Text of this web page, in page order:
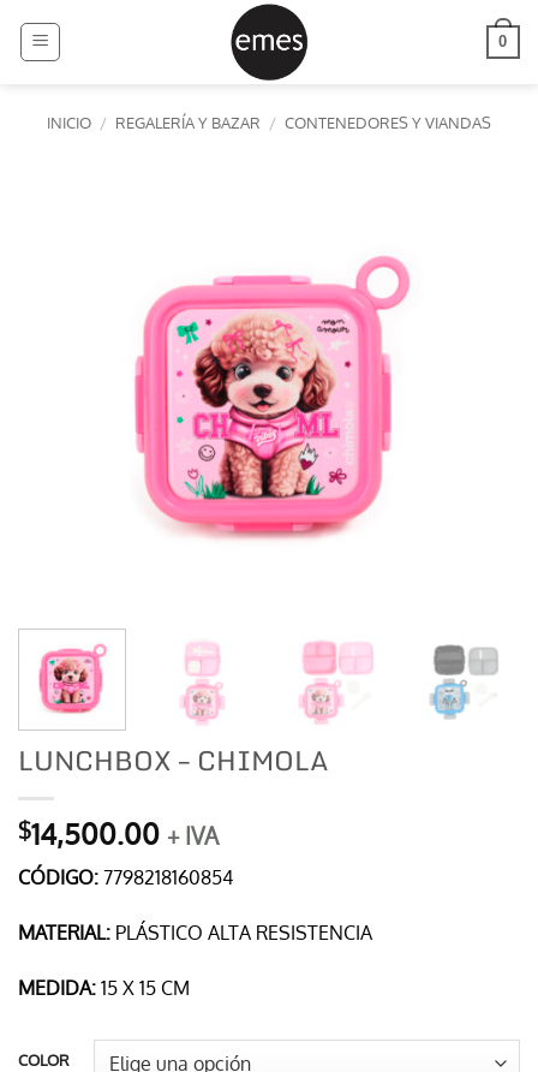
0
INICIO / REGALERÍA Y BAZAR / CONTENEDORES Y VIANDAS
LUNCHBOX – CHIMOLA
$14,500.00 + IVA
CÓDIGO: 7798218160854
MATERIAL: PLÁSTICO ALTA RESISTENCIA
MEDIDA: 15 X 15 CM
COLOR